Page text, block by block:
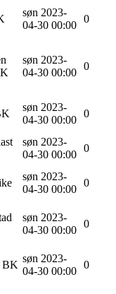
søn 2023-
04-30 00:00
0
søn 2023-
04-30 00:00
0
søn 2023-
04-30 00:00
0
søn 2023-
04-30 00:00
0
søn 2023-
04-30 00:00
0
søn 2023-
04-30 00:00
0
BK
søn 2023-
04-30 00:00
0